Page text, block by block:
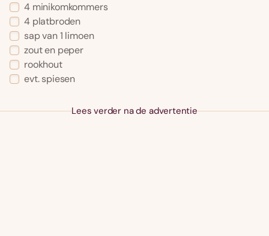
4 minikomkommers
4 platbroden
sap van 1 limoen
zout en peper
rookhout
evt. spiesen
Lees verder na de advertentie